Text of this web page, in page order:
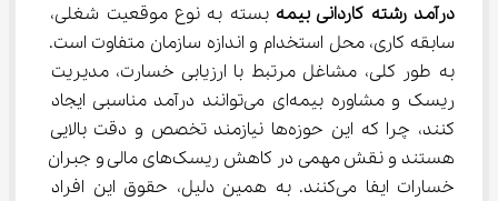
درآمد رشته کاردانی بیمه بسته به نوع موقعیت شغلی،
سابقه کاری، محل استخدام و اندازه سازمان متفاوت است.
به طور کلی، مشاغل مرتبط با ارزیابی خسارت، مدیریت
ریسک و مشاوره بیمه‌ای می‌توانند درآمد مناسبی ایجاد
کنند، چرا که این حوزه‌ها نیازمند تخصص و دقت بالایی
هستند و نقش مهمی در کاهش ریسک‌های مالی و جبران
خسارات ایفا می‌کنند. به همین دلیل، حقوق این افراد